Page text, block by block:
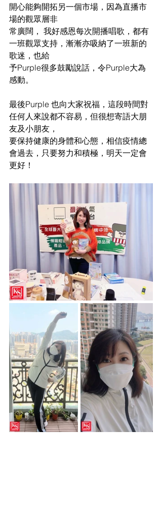
開心能夠開拓另一個市場，因為直播市
場的觀眾層非
常廣闊， 我好感恩每次開播唱歌，都有
一班觀眾支持，漸漸亦吸納了一班新的
歌迷，也給
予Purple很多鼓勵說話，令Purple大為
感動。
最後Purple 也向大家祝福，這段時間對
任何人來說都不容易，但很想寄語大朋
友及小朋友，
要保持健康的身體和心態，相信疫情總
會過去，只要努力和積極，明天一定會
更好！